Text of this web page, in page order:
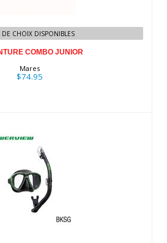
$74.95
DE CHOIX DISPONIBLES
COMBO JUNIOR
Mares
$74.95